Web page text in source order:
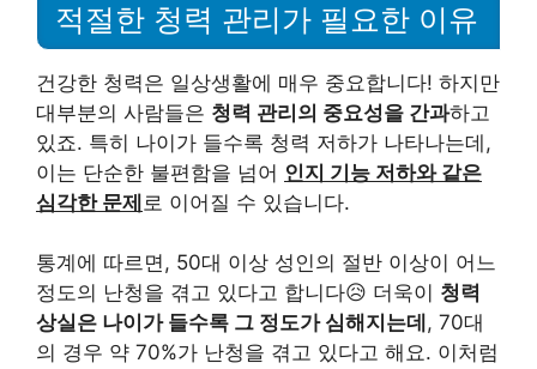
적절한 청력 관리가 필요한 이유
건강한 청력은 일상생활에 매우 중요합니다! 하지만
대부분의 사람들은 청력 관리의 중요성을 간과하고
있죠. 특히 나이가 들수록 청력 저하가 나타나는데,
이는 단순한 불편함을 넘어 인지 기능 저하와 같은
심각한 문제 로 이어질 수 있습니다.
통계에 따르면, 50대 이상 성인의 절반 이상이 어느
정도의 난청을 겪고 있다고 합니다😥 더욱이 청력
상실은 나이가 들수록 그 정도가 심해지는데 , 70대
의 경우 약 70%가 난청을 겪고 있다고 해요. 이처럼